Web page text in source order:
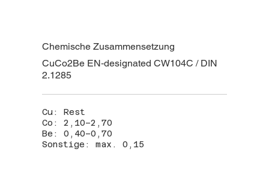
Chemische Zusammensetzung
CuCo2Be EN‑designated CW104C / DIN
2.1285
Cu: Rest
Co: 2,10–2,70
Be: 0,40–0,70
Sonstige: max. 0,15